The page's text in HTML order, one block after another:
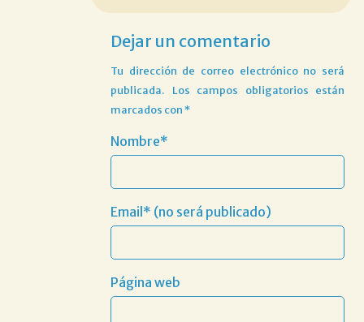
Dejar un comentario
Tu dirección de correo electrónico no será
publicada.
Los campos obligatorios están
marcados con*
Nombre*
Email* (no será publicado)
Página web